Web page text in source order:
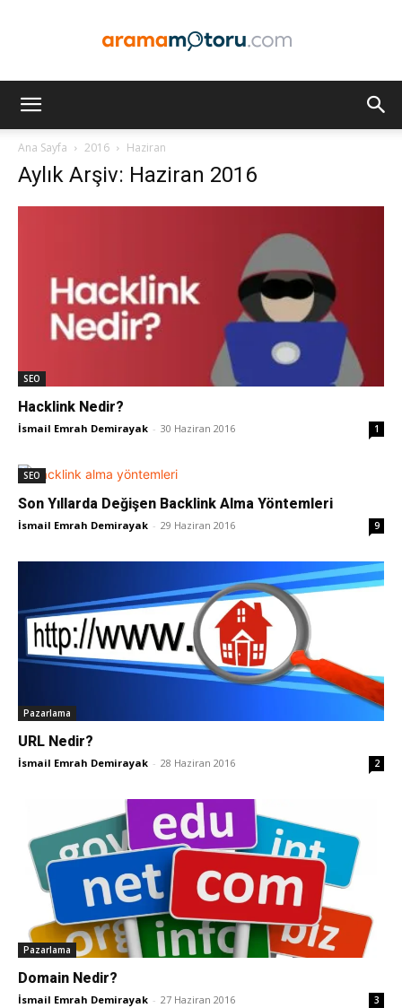
Optimizasyonu
Pazarlaması
SEO,
SEM,
ASO,
Tasarım,
UI/UX
Ana Sayfa 2016 Haziran
Aylık Arşiv: Haziran 2016
SEO
Hacklink Nedir?
İsmail Emrah Demirayak - 30 Haziran 2016 1
SEO
Son Yıllarda Değişen Backlink Alma Yöntemleri
İsmail Emrah Demirayak - 29 Haziran 2016 9
Pazarlama
URL Nedir?
İsmail Emrah Demirayak - 28 Haziran 2016 2
Pazarlama
Domain Nedir?
İsmail Emrah Demirayak - 27 Haziran 2016 3